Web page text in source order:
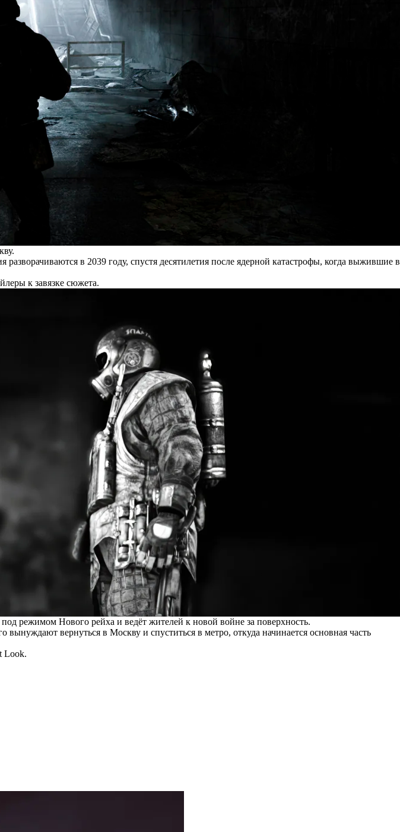
в 2039 году, спустя десятилетия после ядерной катастрофы, когда выжившие в
к завязке сюжета.
режимом Нового рейха и ведёт жителей к новой войне за поверхность.
вернуться в Москву и спуститься в метро, откуда начинается основная часть
Look.